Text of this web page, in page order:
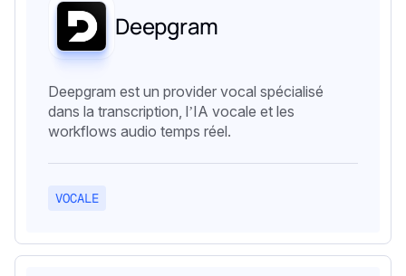
Deepgram
Deepgram est un provider vocal spécialisé
dans la transcription, l’IA vocale et les
workflows audio temps réel.
VOCALE